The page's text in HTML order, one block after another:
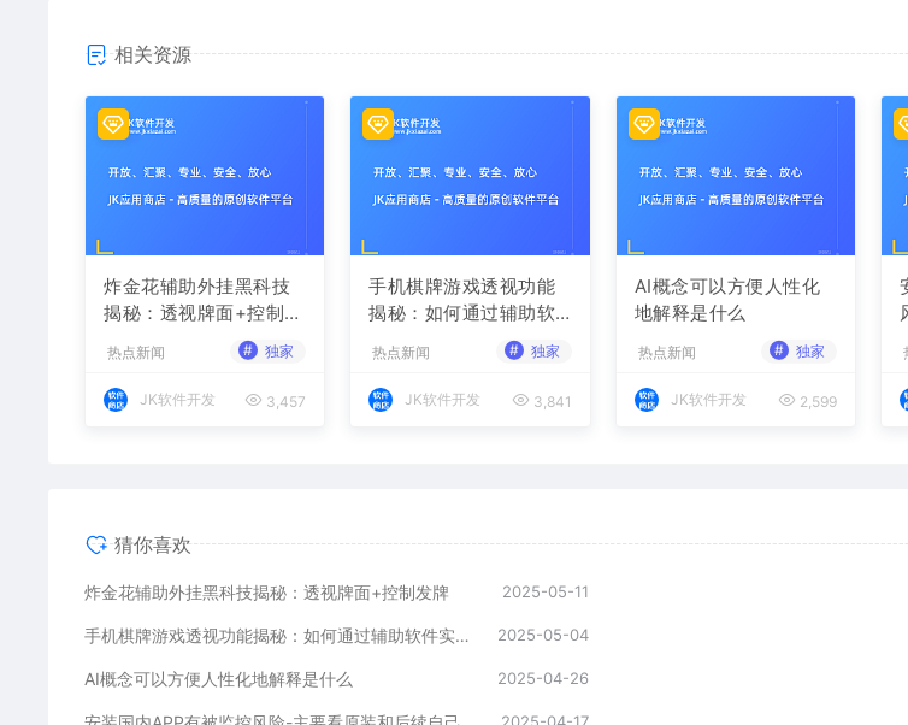
相关资源
炸金花辅助外挂黑科技
揭秘：透视牌面+控制发
热点新闻 # 独家
JK软件开发 3,457
手机棋牌游戏透视功能
揭秘：如何通过辅助软
热点新闻 # 独家
JK软件开发 3,841
AI概念可以方便人性化
地解释是什么
热点新闻 # 独家
JK软件开发 2,599
猜你喜欢
炸金花辅助外挂黑科技揭秘：透视牌面+控制发牌 2025-05-11
手机棋牌游戏透视功能揭秘：如何通过辅助软件实现作弊 2025-05-04
AI概念可以方便人性化地解释是什么 2025-04-26